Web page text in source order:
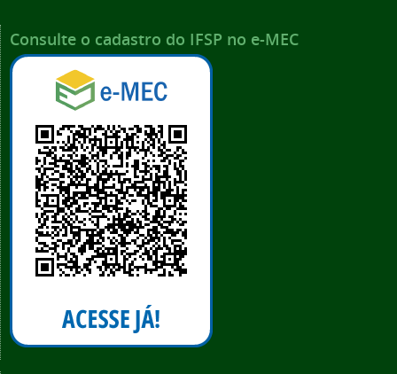
Consulte o cadastro do IFSP no e-MEC